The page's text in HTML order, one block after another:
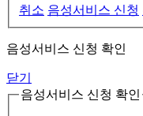
취소 음성서비스 신청
음성서비스 신청 확인
닫기
음성서비스 신청 확인